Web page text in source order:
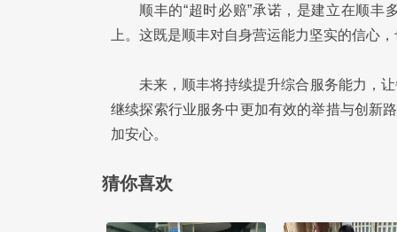
顺丰的“超时必赔”承诺，是建立在顺丰
上。这既是顺丰对自身营运能力坚实的信心
未来，顺丰将持续提升综合服务能力，
继续探索行业服务中更加有效的举措与创新
加安心。
猜你喜欢